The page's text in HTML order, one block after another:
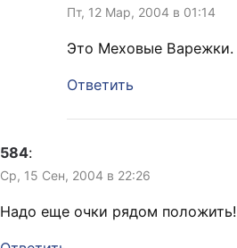
Пт, 12 Мар, 2004 в 01:14
Это Меховые Варежки.
Ответить
584:
Ср, 15 Сен, 2004 в 22:26
Надо еще очки рядом положить!